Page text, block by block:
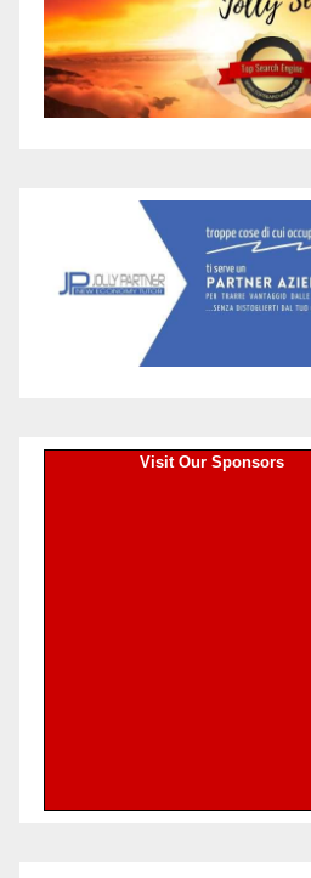
Visit Our Sponsors